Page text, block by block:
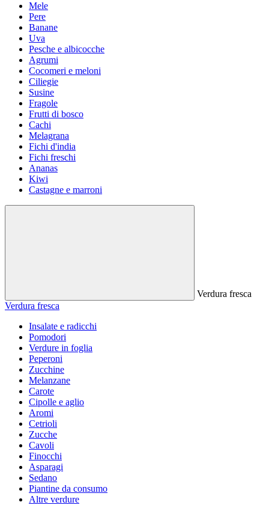
Mele
Pere
Banane
Uva
Pesche e albicocche
Agrumi
Cocomeri e meloni
Ciliegie
Susine
Fragole
Frutti di bosco
Cachi
Melagrana
Fichi d'india
Fichi freschi
Ananas
Kiwi
Castagne e marroni
Verdura fresca
Verdura fresca
Insalate e radicchi
Pomodori
Verdure in foglia
Peperoni
Zucchine
Melanzane
Carote
Cipolle e aglio
Aromi
Cetrioli
Zucche
Cavoli
Finocchi
Asparagi
Sedano
Piantine da consumo
Altre verdure